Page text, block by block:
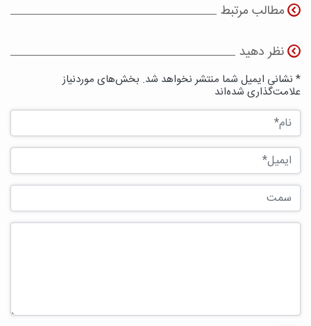
مطالب مرتبط
نظر دهید
* نشانی ایمیل شما منتشر نخواهد شد. بخش‌های موردنیاز
علامت‌گذاری شده‌اند